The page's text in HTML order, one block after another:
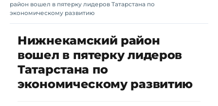
район вошел в пятерку лидеров Татарстана по
экономическому развитию
Нижнекамский район
вошел в пятерку лидеров
Татарстана по
экономическому развитию